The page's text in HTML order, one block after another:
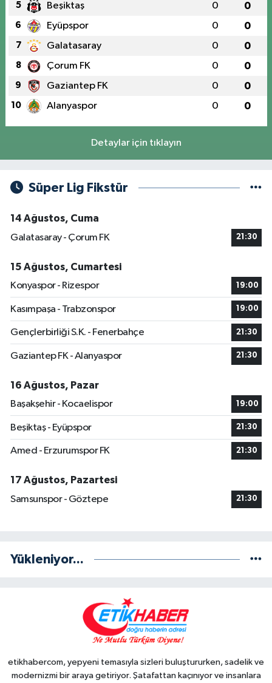
5 Beşiktaş 0 0
6 Eyüpspor 0 0
7 Galatasaray 0 0
8 Çorum FK 0 0
9 Gaziantep FK 0 0
10 Alanyaspor 0 0
Detaylar için tıklayın
Süper Lig Fikstür
14 Ağustos, Cuma
Galatasaray - Çorum FK
21:30
15 Ağustos, Cumartesi
Konyaspor - Rizespor
19:00
Kasımpaşa - Trabzonspor 19:00
Gençlerbirliği S.K. - Fenerbahçe 21:30
Gaziantep FK - Alanyaspor 21:30
16 Ağustos, Pazar
Başakşehir - Kocaelispor
19:00
Beşiktaş - Eyüpspor 21:30
Amed - Erzurumspor FK 21:30
17 Ağustos, Pazartesi
Samsunspor - Göztepe
21:30
Yükleniyor...
etikhabercom, yepyeni temasıyla sizleri buluştururken, sadelik ve
modernizmi bir araya getiriyor. Şatafattan kaçınıyor ve insanlara